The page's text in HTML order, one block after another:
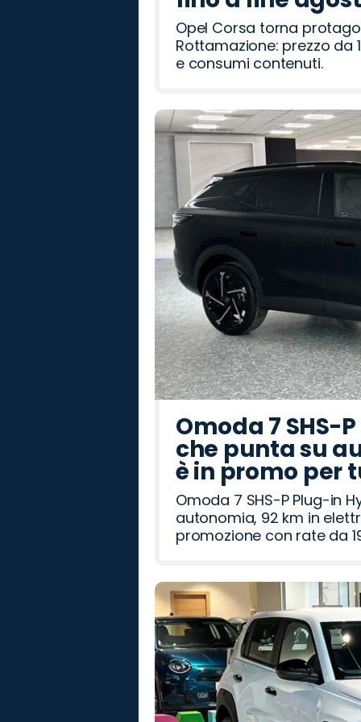
Opel Corsa torna
Rottamazione: prezzo da
e consumi contenuti.
Omoda 7 SHS-
che punta su
è in promo per
Omoda 7 SHS-P Plug-in
autonomia, 92 km in
promozione con rate da